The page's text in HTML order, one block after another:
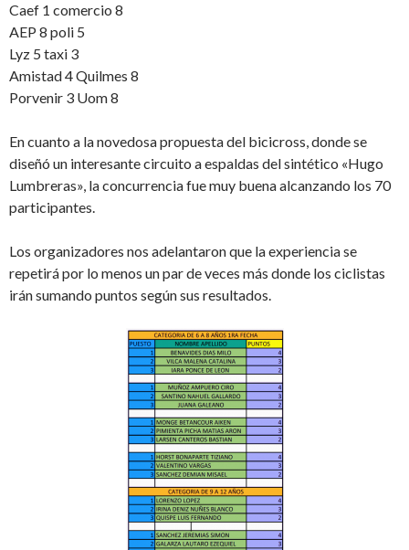
Caef 1 comercio 8
AEP 8 poli 5
Lyz 5 taxi 3
Amistad 4 Quilmes 8
Porvenir 3 Uom 8
En cuanto a la novedosa propuesta del bicicross, donde se
diseñó un interesante circuito a espaldas del sintético «Hugo
Lumbreras», la concurrencia fue muy buena alcanzando los 70
participantes.
Los organizadores nos adelantaron que la experiencia se
repetirá por lo menos un par de veces más donde los ciclistas
irán sumando puntos según sus resultados.